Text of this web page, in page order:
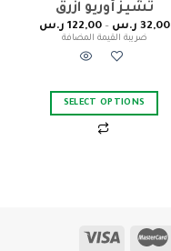
تشيز أوريو ازرق
32,00 ر.س –
122,00 ر.س
ضريبة القيمة المضافة
SELECT OPTIONS